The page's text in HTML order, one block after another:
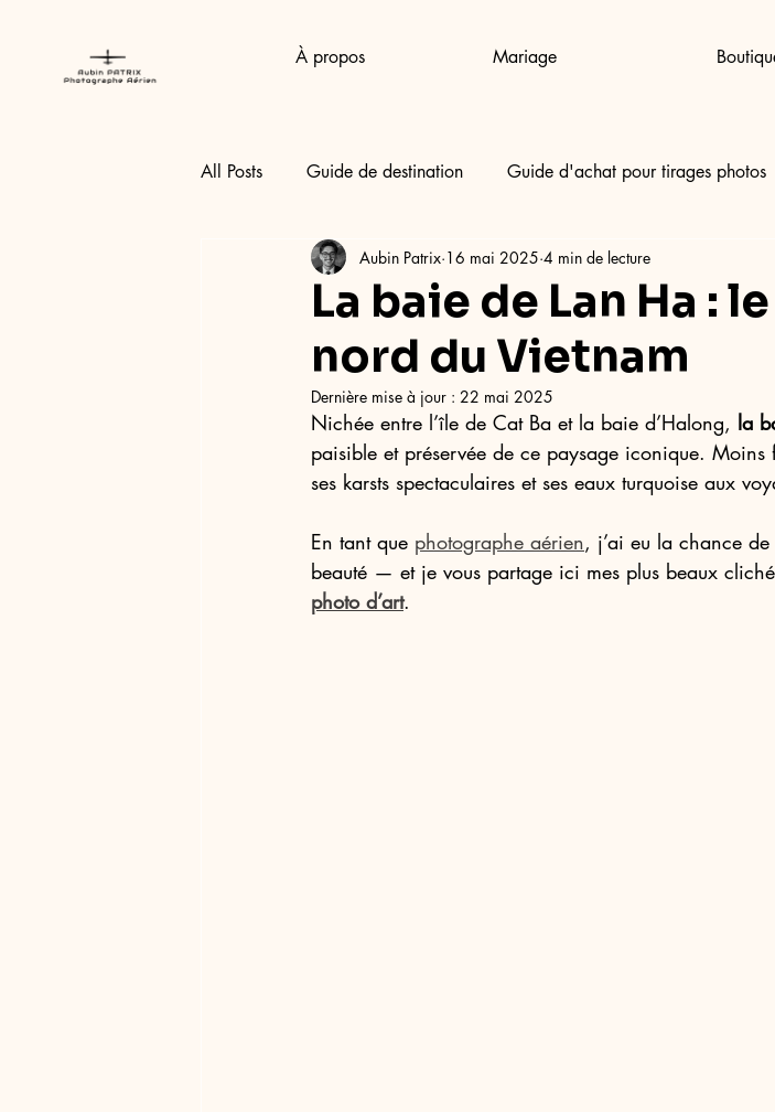
À propos Mariage
All Posts Guide de destination Guide d'achat pour tirages photos
La baie de Lan Ha :
nord du Vietnam
Aubin Patrix 16 mai 2025 4 min de lecture
Dernière mise à jour : 22 mai 2025
Nichée entre l’île de Cat Ba et la baie d’Halong, la
paisible et préservée de ce paysage iconique. Moins
ses karsts spectaculaires et ses eaux turquoise aux
En tant que photographe aérien, j’ai eu la chance
beauté — et je vous partage ici mes plus beaux
photo d’art.